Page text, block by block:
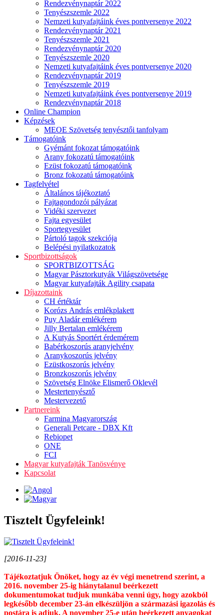
Rendezvénynaptár 2022
Tenyészszemle 2022
Nemzeti kutyafajtáink éves pontversenye 2022
Rendezvénynaptár 2021
Tenyészszemle 2021
Rendezvénynaptár 2020
Tenyészszemle 2020
Nemzeti kutyafajtáink éves pontversenye 2020
Rendezvénynaptár 2019
Tenyészszemle 2019
Nemzeti kutyafajtáink éves pontversenye 2019
Rendezvénynaptár 2018
Online Champion
Képzések
MEOE Szövetség tenyésztői tanfolyam
Támogatóink
Gyémánt fokozat támogatóink
Arany fokozatú támogatóink
Ezüst fokozatú támogatóink
Bronz fokozatú támogatóink
Tagfelvétel
Általános tájékoztató
Fajtagondozói pályázat
Vidéki szervezet
Fajta egyesület
Sportegyesület
Pártoló tagok szekciója
Belépési nyilatkozatok
Sportbizottságok
SPORTBIZOTTSÁG
Magyar Pásztorkutyák Világszövetsége
Magyar kutyafajták Agility csapata
Díjazottaink
CH értéktár
Korózs András emlékplakett
Puy Aladár emlékérem
Jilly Bertalan emlékérem
A Kutyás Sportért érdemérem
Babérkoszorús aranyjelvény
Aranykoszorús jelvény
Ezüstkoszorús jelvény
Bronzkoszorús jelvény
Szövetség Elnöke Elismerő Oklevél
Mestertenyésztő
Mestervezető
Partnereink
Farmina Magyarország
Generali Petcare - DBX Kft
Rebiopet
ONE
FCI
Magyar kutyafajták Tanösvénye
Kapcsolat
Tisztelt Ügyfeleink!
[2016-11-23]
Tájékoztatjuk Önöket, hogy az év végi menetrend szerint, a
2016. november 25-ig hiánytalanul beérkezett
dokumentumokat tudjuk munkába venni úgy, hogy azokból
legkésőbb december 23-án elkészüljön a származási igazolás és
postára is adjuk. A november 25-e után beérkezett anyagokat